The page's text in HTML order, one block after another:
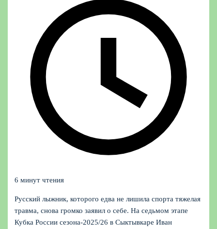
6 минут чтения
Русский лыжник, которого едва не лишила спорта тяжелая
травма, снова громко заявил о себе. На седьмом этапе
Кубка России сезона‑2025/26 в Сыктывкаре Иван